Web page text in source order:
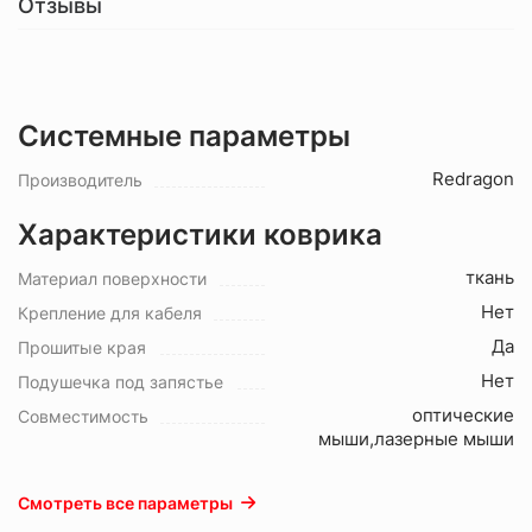
Отзывы
Системные параметры
Производитель Redragon
Характеристики коврика
Материал поверхности ткань
Крепление для кабеля Нет
Прошитые края Да
Подушечка под запястье Нет
Совместимость
оптические
мыши,лазерные мыши
Смотреть все параметры